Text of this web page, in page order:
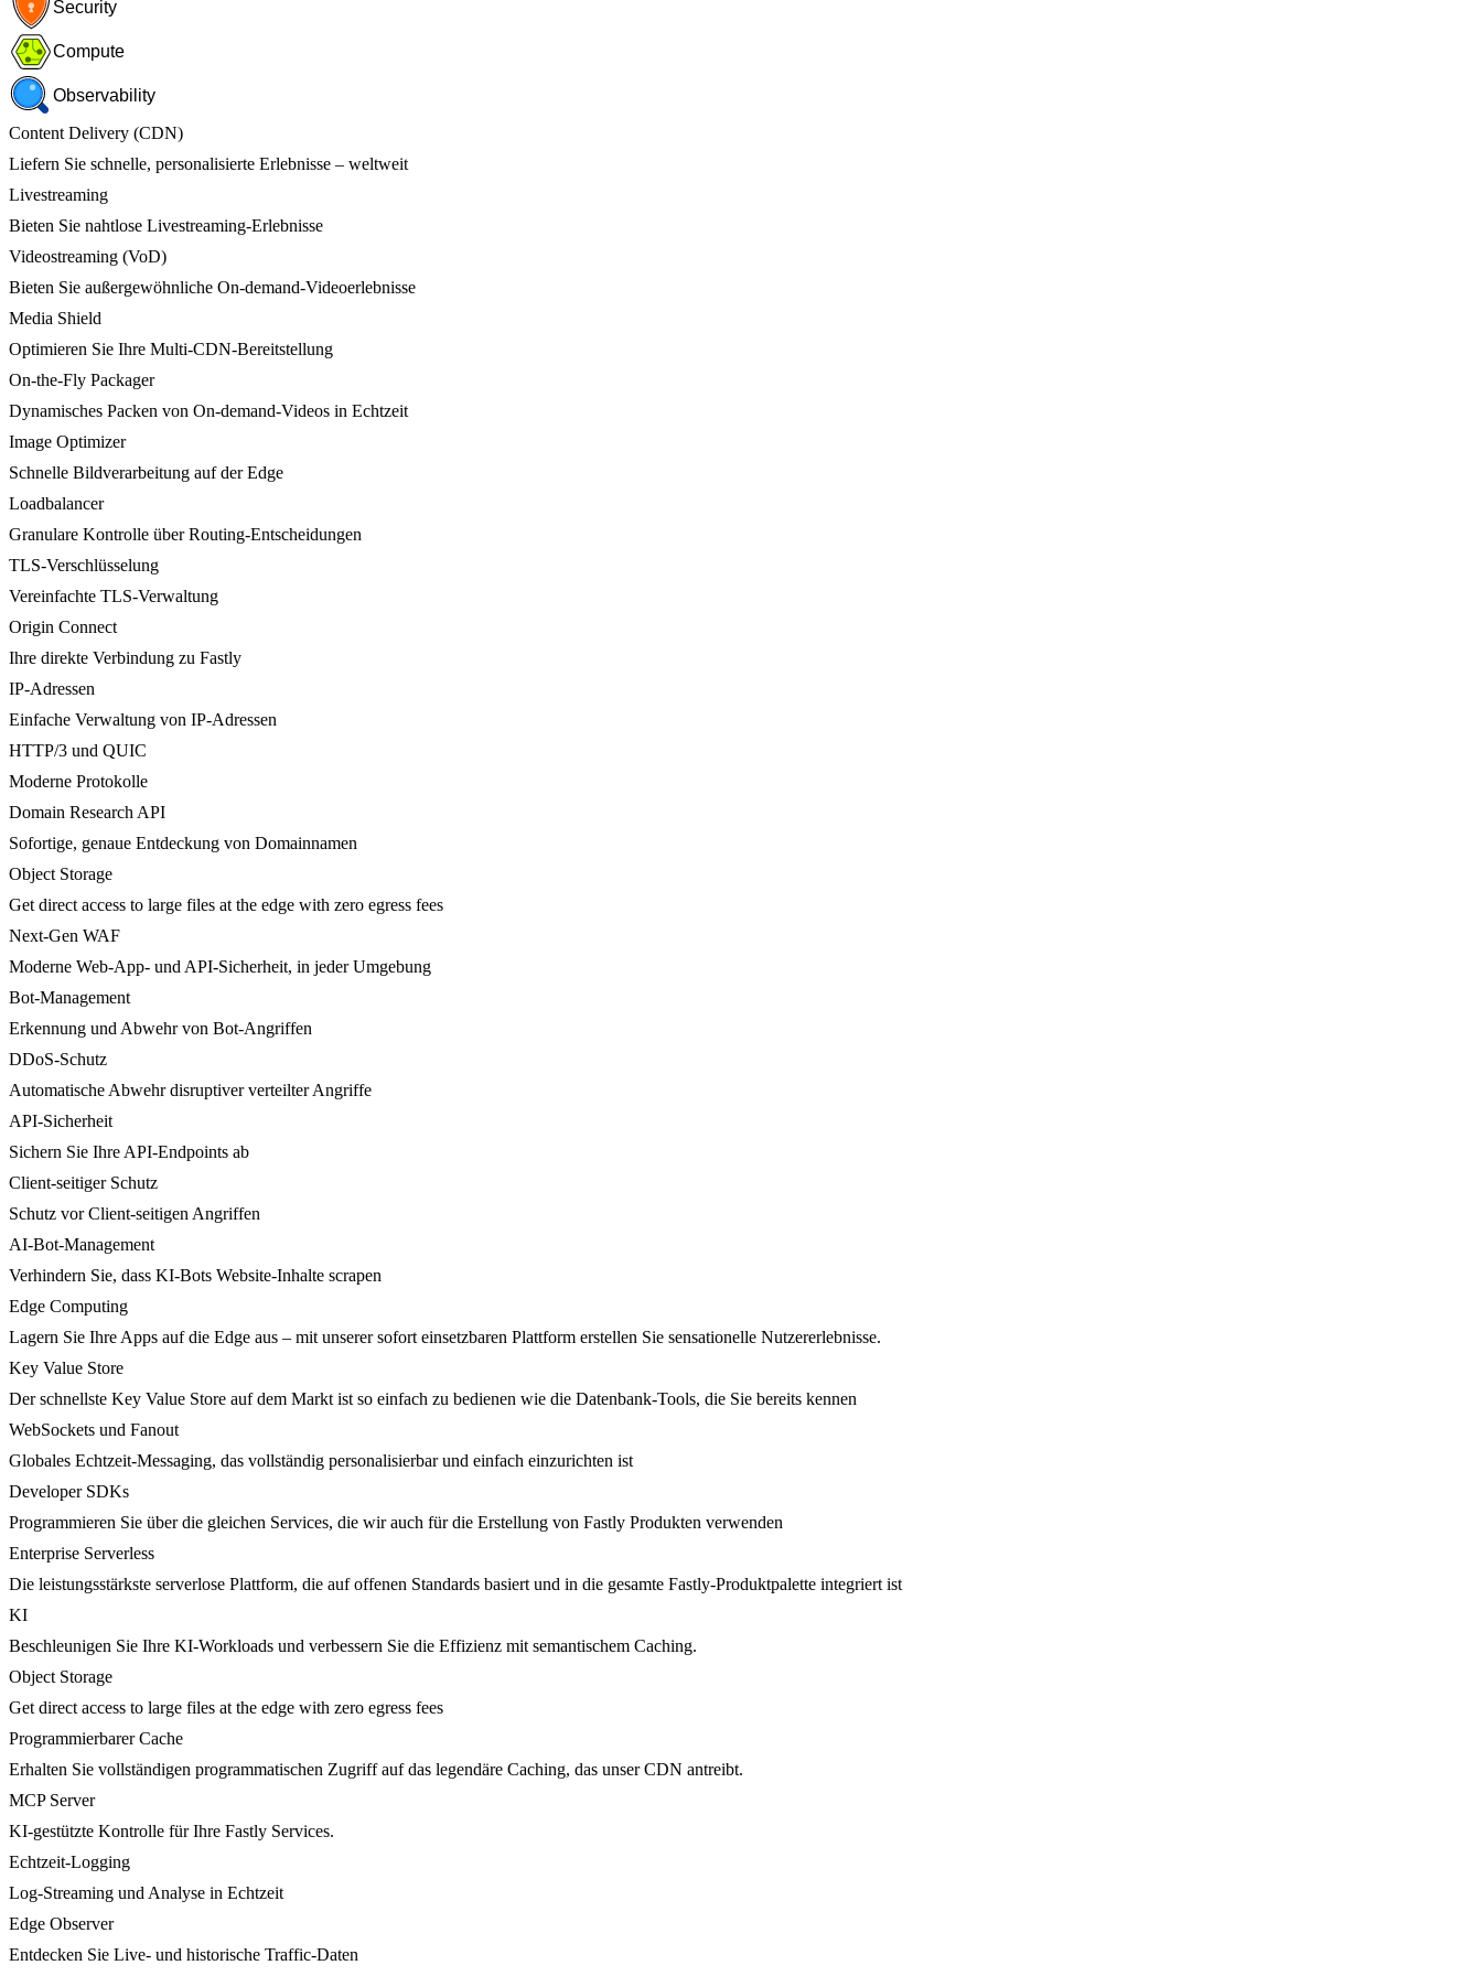
Security
Compute
Observability
Content Delivery (CDN)
Liefern Sie schnelle, personalisierte Erlebnisse – weltweit
Livestreaming
Bieten Sie nahtlose Livestreaming-Erlebnisse
Videostreaming (VoD)
Bieten Sie außergewöhnliche On-demand-Videoerlebnisse
Media Shield
Optimieren Sie Ihre Multi-CDN-Bereitstellung
On-the-Fly Packager
Dynamisches Packen von On-demand-Videos in Echtzeit
Image Optimizer
Schnelle Bildverarbeitung auf der Edge
Loadbalancer
Granulare Kontrolle über Routing-Entscheidungen
TLS-Verschlüsselung
Vereinfachte TLS-Verwaltung
Origin Connect
Ihre direkte Verbindung zu Fastly
IP-Adressen
Einfache Verwaltung von IP-Adressen
HTTP/3 und QUIC
Moderne Protokolle
Domain Research API
Sofortige, genaue Entdeckung von Domainnamen
Object Storage
Get direct access to large files at the edge with zero egress fees
Next-Gen WAF
Moderne Web-App- und API-Sicherheit, in jeder Umgebung
Bot-Management
Erkennung und Abwehr von Bot-Angriffen
DDoS-Schutz
Automatische Abwehr disruptiver verteilter Angriffe
API-Sicherheit
Sichern Sie Ihre API-Endpoints ab
Client-seitiger Schutz
Schutz vor Client-seitigen Angriffen
AI-Bot-Management
Verhindern Sie, dass KI-Bots Website-Inhalte scrapen
Edge Computing
Lagern Sie Ihre Apps auf die Edge aus – mit unserer sofort einsetzbaren Plattform erstellen Sie sensationelle Nutzererlebnisse.
Key Value Store
Der schnellste Key Value Store auf dem Markt ist so einfach zu bedienen wie die Datenbank-Tools, die Sie bereits kennen
WebSockets und Fanout
Globales Echtzeit-Messaging, das vollständig personalisierbar und einfach einzurichten ist
Developer SDKs
Programmieren Sie über die gleichen Services, die wir auch für die Erstellung von Fastly Produkten verwenden
Enterprise Serverless
Die leistungsstärkste serverlose Plattform, die auf offenen Standards basiert und in die gesamte Fastly-Produktpalette integriert ist
KI
Beschleunigen Sie Ihre KI-Workloads und verbessern Sie die Effizienz mit semantischem Caching.
Object Storage
Get direct access to large files at the edge with zero egress fees
Programmierbarer Cache
Erhalten Sie vollständigen programmatischen Zugriff auf das legendäre Caching, das unser CDN antreibt.
MCP Server
KI-gestützte Kontrolle für Ihre Fastly Services.
Echtzeit-Logging
Log-Streaming und Analyse in Echtzeit
Edge Observer
Entdecken Sie Live- und historische Traffic-Daten